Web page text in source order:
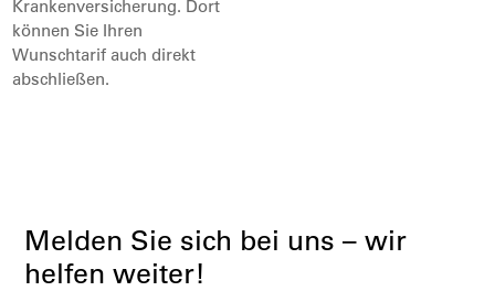
Krankenversicherung. Dort
können Sie Ihren
Wunschtarif auch direkt
abschließen.
Melden Sie sich bei uns – wir
helfen weiter!